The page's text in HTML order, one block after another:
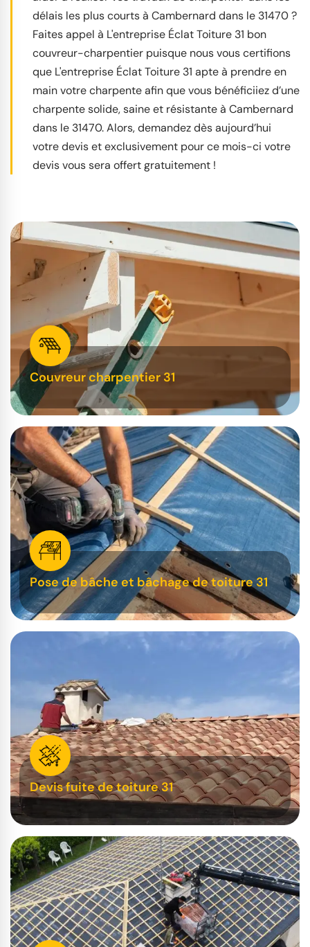
délais les plus courts à Cambernard dans le 31470 ?
Faites appel à L'entreprise Éclat Toiture 31 bon
couvreur-charpentier puisque nous vous certifions
que L'entreprise Éclat Toiture 31 apte à prendre en
main votre charpente afin que vous bénéficiiez d’une
charpente solide, saine et résistante à Cambernard
dans le 31470. Alors, demandez dès aujourd’hui
votre devis et exclusivement pour ce mois-ci votre
devis vous sera offert gratuitement !
Couvreur charpentier 31
Pose de bâche et bâchage de toiture 31
Devis fuite de toiture 31